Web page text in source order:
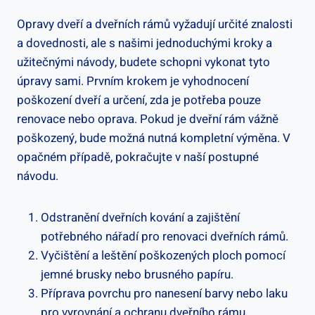
Opravy dveří a dveřních rámů vyžadují určité znalosti
a dovednosti, ale s našimi jednoduchými kroky a
užitečnými návody, budete schopni vykonat tyto
úpravy sami. Prvním krokem je vyhodnocení
poškození dveří a určení, zda je potřeba pouze
renovace nebo oprava. Pokud je dveřní rám vážně
poškozený, bude možná nutná kompletní výměna. V
opačném případě, pokračujte v naší postupné
návodu.
Odstranění dveřních kování a zajištění
potřebného nářadí pro renovaci dveřních rámů.
Vyčištění a leštění poškozených ploch pomocí
jemné brusky nebo brusného papíru.
Příprava povrchu pro nanesení barvy nebo laku